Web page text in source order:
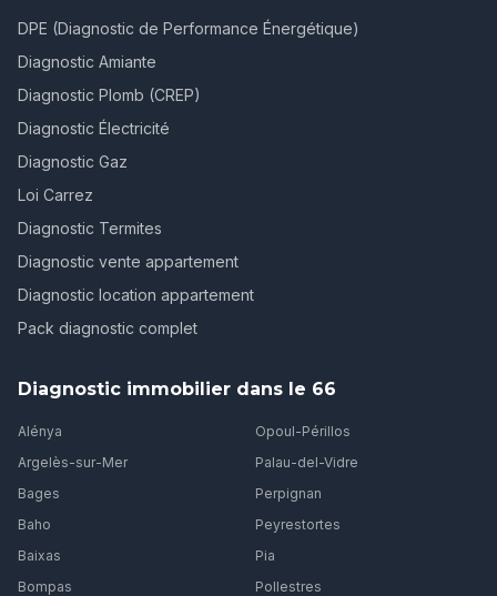
DPE (Diagnostic de Performance Énergétique)
Diagnostic Amiante
Diagnostic Plomb (CREP)
Diagnostic Électricité
Diagnostic Gaz
Loi Carrez
Diagnostic Termites
Diagnostic vente appartement
Diagnostic location appartement
Pack diagnostic complet
Diagnostic immobilier dans le 66
Alénya
Argelès-sur-Mer
Bages
Baho
Baixas
Bompas
Opoul-Périllos
Palau-del-Vidre
Perpignan
Peyrestortes
Pia
Pollestres